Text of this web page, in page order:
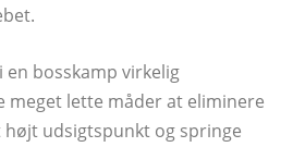
en bosskamp virkelig
lette måder at eliminere
højt udsigtspunkt og springe